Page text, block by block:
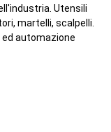
Utensili
martelli, scalpelli.
automazione